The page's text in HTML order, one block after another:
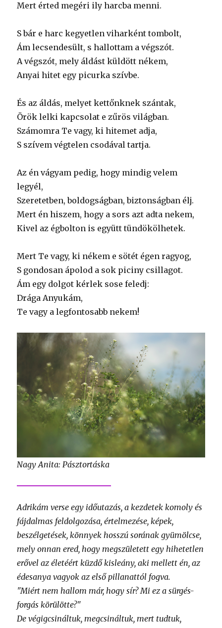
Mert érted megéri ily harcba menni.
S bár e harc kegyetlen viharként tombolt,
Ám lecsendesült, s hallottam a végszót.
A végszót, mely áldást küldött nékem,
Anyai hitet egy picurka szívbe.
És az áldás, melyet kettőnknek szántak,
Örök lelki kapcsolat e zűrös világban.
Számomra Te vagy, ki hitemet adja,
S szívem végtelen csodával tartja.
Az én vágyam pedig, hogy mindig velem
legyél,
Szeretetben, boldogságban, biztonságban élj.
Mert én hiszem, hogy a sors azt adta nekem,
Kivel az égbolton is együtt tündökölhetek.
Mert Te vagy, ki nékem e sötét égen ragyog,
S gondosan ápolod a sok piciny csillagot.
Ám egy dolgot kérlek sose feledj:
Drága Anyukám,
Te vagy a legfontosabb nekem!
Nagy Anita: Pásztortáska
Adrikám verse egy időutazás, a kezdetek komoly és
fájdalmas feldolgozása, értelmezése, képek,
beszélgetések, könnyek hosszú sorának gyümölcse,
mely onnan ered, hogy megszületett egy hihetetlen
erővel az életéért küzdő kisleány, aki mellett én, az
édesanya vagyok az első pillanattól fogva.
"Miért nem hallom már, hogy sír? Mi ez a sürgés-
forgás körülötte?"
De végigcsináltuk, megcsináltuk, mert tudtuk,